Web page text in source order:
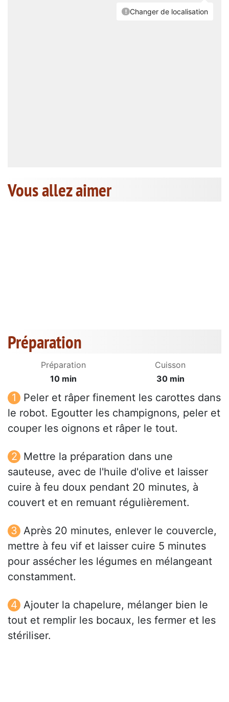
Vous allez aimer
Préparation
Préparation
10 min
Cuisson
30 min
Peler et râper finement les carottes dans
le robot. Egoutter les champignons, peler et
couper les oignons et râper le tout.
Mettre la préparation dans une
sauteuse, avec de l'huile d'olive et laisser
cuire à feu doux pendant 20 minutes, à
couvert et en remuant régulièrement.
Après 20 minutes, enlever le couvercle,
mettre à feu vif et laisser cuire 5 minutes
pour assécher les légumes en mélangeant
constamment.
Ajouter la chapelure, mélanger bien le
tout et remplir les bocaux, les fermer et les
stériliser.